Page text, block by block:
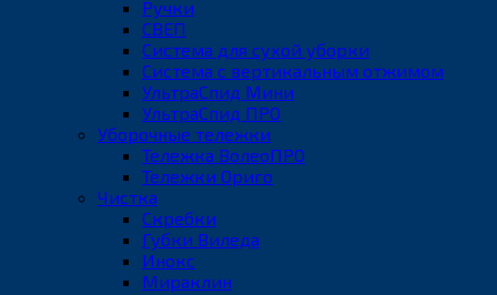
Ручки
СВЕП
Система для сухой уборки
Система с вертикальным отжимом
УльтраСпид Мини
УльтраСпид ПРО
Уборочные тележки
Тележка ВолеоПРО
Тележки Ориго
Чистка
Скребки
Губки Виледа
Инокс
Мираклин